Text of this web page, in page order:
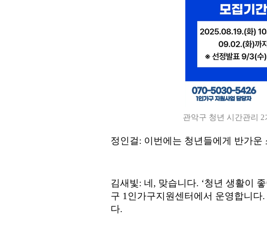
관악구 청년 시간관리 2
정인걸: 이번에는 청년들에게 반가운
김새빛: 네 , 맞습니다. ‘청년 생활이
구 1 인가구지원센터에서 운영합니다.
다.